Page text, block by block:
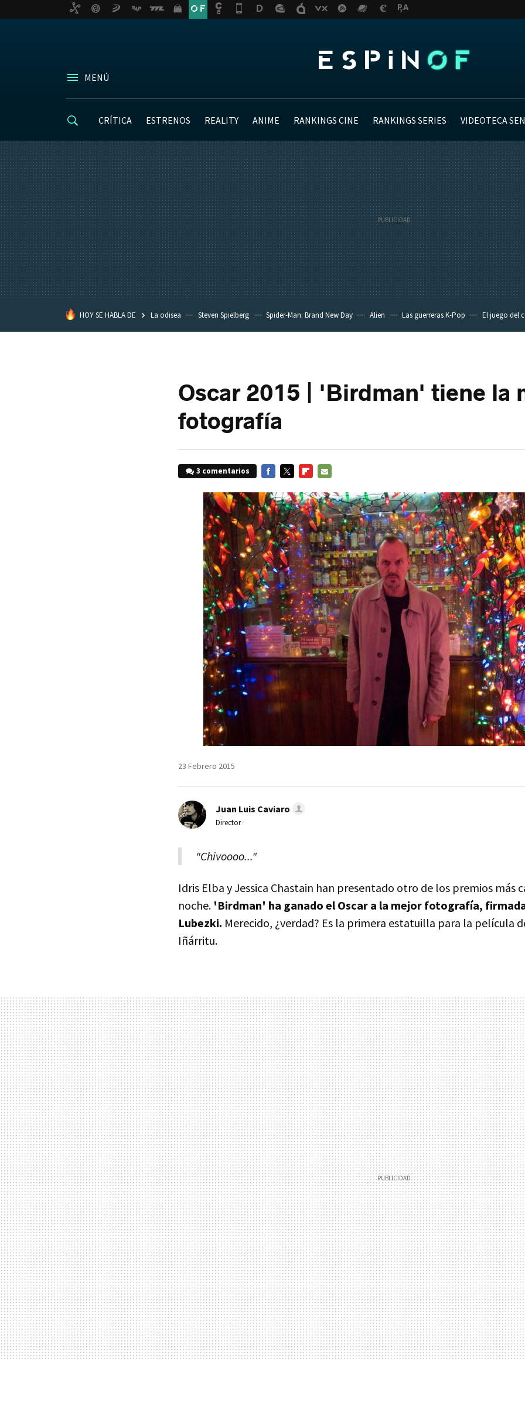
MENÚ
CRÍTICA ESTRENOS REALITY ANIME RANKINGS CINE RANKINGS SERIES VIDEOTECA
HOY SE HABLA DE La odisea Steven Spielberg Spider-Man: Brand New Day Alien Las guerreras K-Pop El juego del
Oscar 2015 | 'Birdman' tiene la
fotografía
3 comentarios
MAIL
23 Febrero 2015
Juan Luis Caviaro
Director
"Chivoooo..."
Idris Elba y Jessica Chastain han presentado otro de los premios más
noche. 'Birdman' ha ganado el Oscar a la mejor fotografía,
Lubezki. Merecido, ¿verdad? Es la primera estatuilla para la película
Iñárritu.